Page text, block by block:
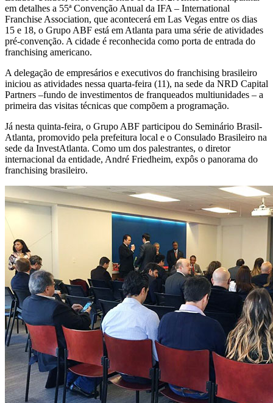
em detalhes a 55ª Convenção Anual da IFA – International
Franchise Association, que acontecerá em Las Vegas entre os dias
15 e 18, o Grupo ABF está em Atlanta para uma série de atividades
pré-convenção. A cidade é reconhecida como porta de entrada do
franchising americano.
A delegação de empresários e executivos do franchising brasileiro
iniciou as atividades nessa quarta-feira (11), na sede da NRD Capital
Partners –fundo de investimentos de franqueados multiunidades – a
primeira das visitas técnicas que compõem a programação.
Já nesta quinta-feira, o Grupo ABF participou do Seminário Brasil-
Atlanta, promovido pela prefeitura local e o Consulado Brasileiro na
sede da InvestAtlanta. Como um dos palestrantes, o diretor
internacional da entidade, André Friedheim, expôs o panorama do
franchising brasileiro.